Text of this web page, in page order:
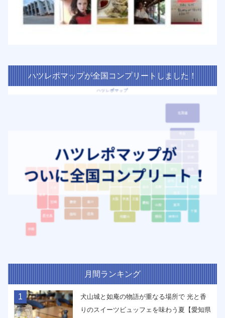
ハツレポマップが全国コンプリートしました！
月間ランキング
1
犬山城と如庵の物語が重なる場所で 光と香
りのスイーツビュッフェを味わう夏【愛知県